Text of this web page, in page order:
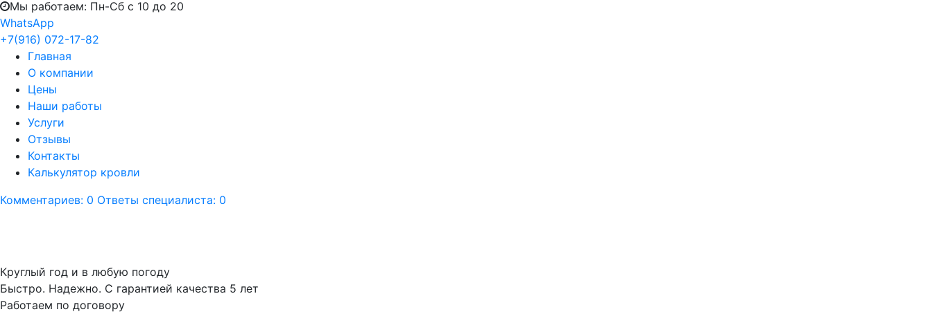
Мы работаем: Пн-Сб с 10 до 20
WhatsApp
+7(916) 072-17-82
Главная
О компании
Цены
Наши работы
Услуги
Отзывы
Контакты
Калькулятор кровли
Комментариев: 0 Ответы специалиста: 0
Круглый год и в любую погоду
Быстро. Надежно. С гарантией качества 5 лет
Работаем по договору